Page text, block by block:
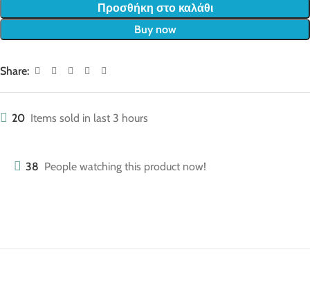
Προσθήκη στο καλάθι
Buy now
Share:
20 Items sold in last 3 hours
38 People watching this product now!